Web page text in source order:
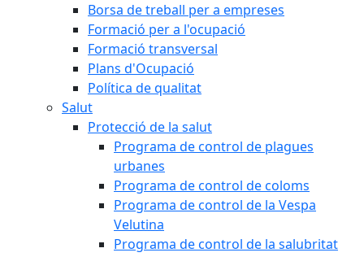
Borsa de treball per a empreses
Formació per a l'ocupació
Formació transversal
Plans d'Ocupació
Política de qualitat
Salut
Protecció de la salut
Programa de control de plagues
urbanes
Programa de control de coloms
Programa de control de la Vespa
Velutina
Programa de control de la salubritat